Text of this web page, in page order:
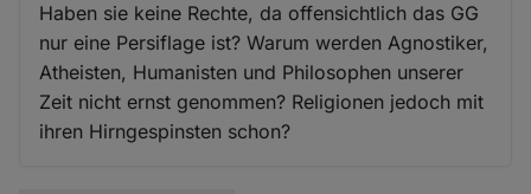
Haben sie keine Rechte, da offensichtlich das GG
nur eine Persiflage ist? Warum werden Agnostiker,
Atheisten, Humanisten und Philosophen unserer
Zeit nicht ernst genommen? Religionen jedoch mit
ihren Hirngespinsten schon?